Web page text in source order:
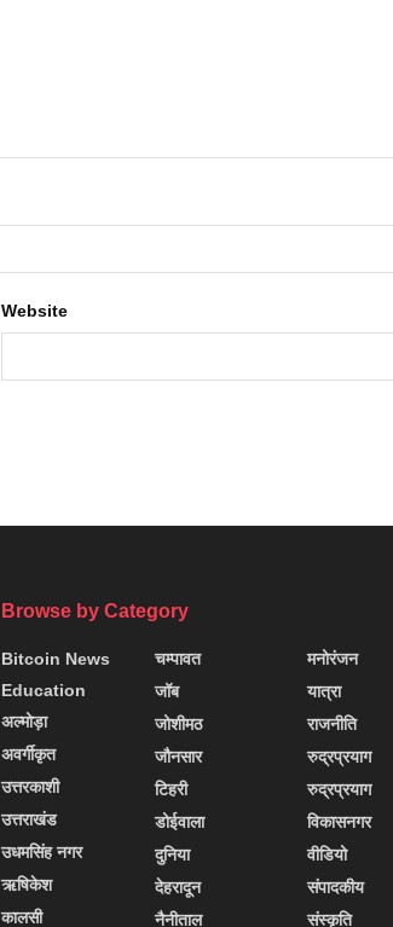
Website
Browse by Category
Bitcoin News
Education
अल्मोड़ा
अवर्गीकृत
उत्तरकाशी
उत्तराखंड
उधमसिंह नगर
ऋषिकेश
कालसी
चम्पावत
जॉब
जोशीमठ
जौनसार
टिहरी
डोईवाला
दुनिया
देहरादून
नैनीताल
मनोरंजन
यात्रा
राजनीति
रुद्रप्रयाग
रुद्रप्रयाग
विकासनगर
वीडियो
संपादकीय
संस्कृति